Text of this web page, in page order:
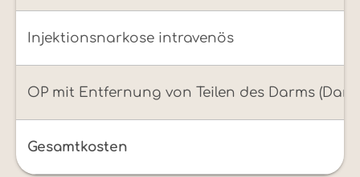
Injektionsnarkose intravenös
OP mit Entfernung von Teilen des Darms
Gesamtkosten